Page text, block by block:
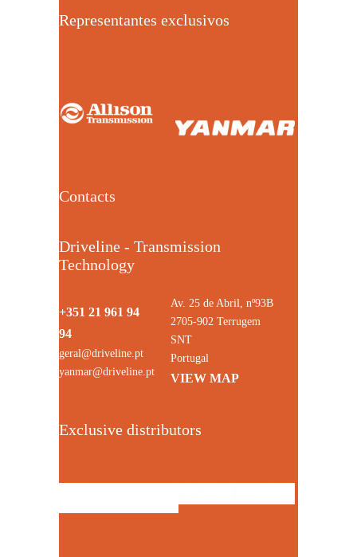
Representantes exclusivos
Contacts
Driveline - Transmission
Technology
+351 21 961 94
94
geral@driveline.pt
yanmar@driveline.pt
Av. 25 de Abril, nº93B
2705-902 Terrugem
SNT
Portugal
VIEW MAP
Exclusive distributors